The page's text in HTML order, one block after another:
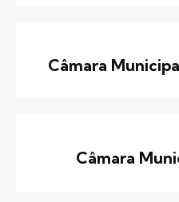
Câmara
Câmara